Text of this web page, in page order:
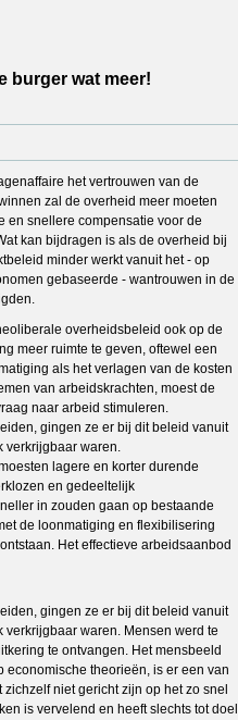
burger wat meer!
het vertrouwen van de
zal de overheid meer moeten
en snellere compensatie voor de
kan bijdragen is als de overheid bij
minder werkt vanuit het - op
gebaseerde - wantrouwen in de
overheidsbeleid ook op de
meer ruimte te geven, oftewel een
als het verlagen van de kosten
van arbeidskrachten, moest de
naar arbeid stimuleren.
gingen ze er bij dit beleid vanuit
verkrijgbaar waren.
lagere en korter durende
en gedeeltelijk
in zouden gaan op bestaande
de loonmatiging en flexibilisering
Het effectieve arbeidsaanbod
gingen ze er bij dit beleid vanuit
waren. Mensen werd te
te ontvangen. Het mensbeeld
theorieën, is er een van
niet gericht zijn op het zo snel
is vervelend en heeft slechts tot doel